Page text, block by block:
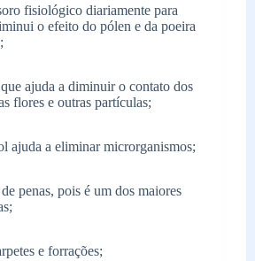
fisiológico diariamente para
o efeito do pólen e da poeira
ajuda a diminuir o contato dos
flores e outras partículas;
ajuda a eliminar microrganismos;
penas, pois é um dos maiores
e forrações;